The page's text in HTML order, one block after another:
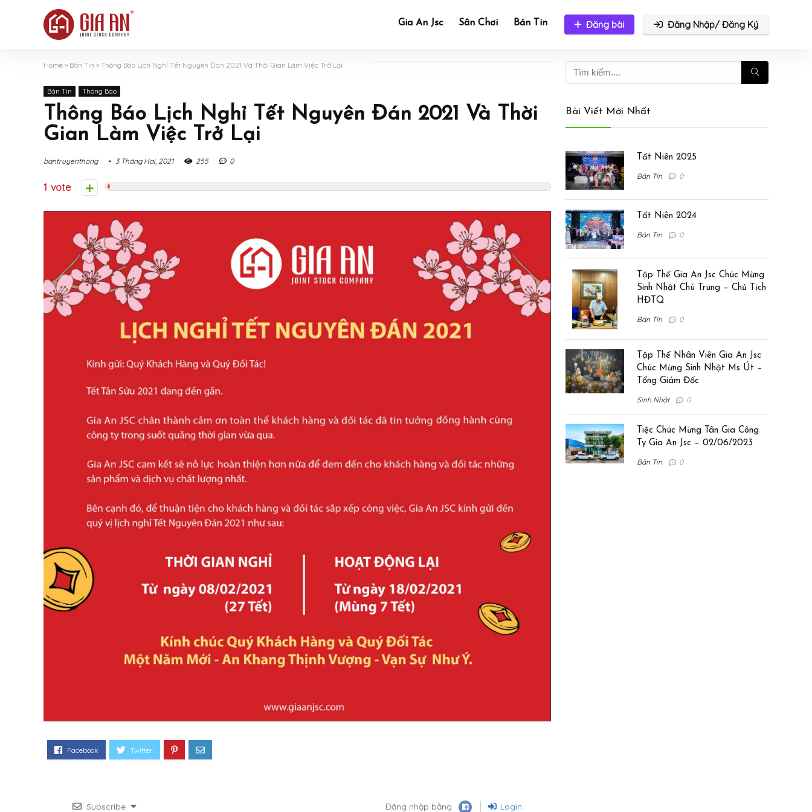
Gia An Jsc Sân Chơi Bản Tin Đăng bài Đăng Nhập/ Đăng Ký
Home » Bản Tin » Thông Báo Lịch Nghỉ Tết Nguyên Đán 2021 Và Thời Gian Làm Việc Trở Lại
Bản Tin Thông Báo
Thông Báo Lịch Nghỉ Tết Nguyên Đán 2021 Và Thời
Gian Làm Việc Trở Lại
bantruyenthong 3 Tháng Hai, 2021 255 0
1
Subscribe Đăng nhập bằng Login
Bài Viết Mới Nhất
Tất Niên 2025
Bản Tin 0
Tất Niên 2024
Bản Tin 0
Tập Thể Gia An Jsc Chúc Mừng
Sinh Nhật Chú Trung – Chủ Tịch
HĐTQ
Bản Tin 0
Tập Thể Nhân Viên Gia An Jsc
Chúc Mừng Sinh Nhật Ms Út –
Tổng Giám Đốc
Sinh Nhật 0
Tiệc Chúc Mừng Tân Gia Công
Ty Gia An Jsc – 02/06/2023
Bản Tin 0